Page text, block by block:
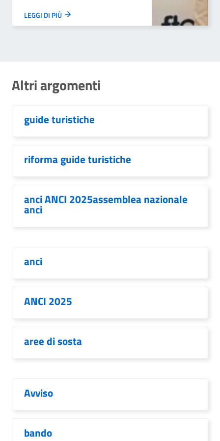
LEGGI DI PIÙ
Altri argomenti
guide turistiche
riforma guide turistiche
anci ANCI 2025assemblea nazionale
anci
anci
ANCI 2025
aree di sosta
Avviso
bando